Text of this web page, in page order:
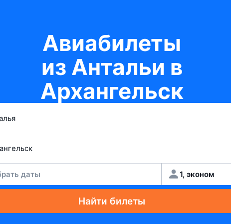
Авиабилеты
из Антальи в
Архангельск
даты 1, эконом
Найти билеты